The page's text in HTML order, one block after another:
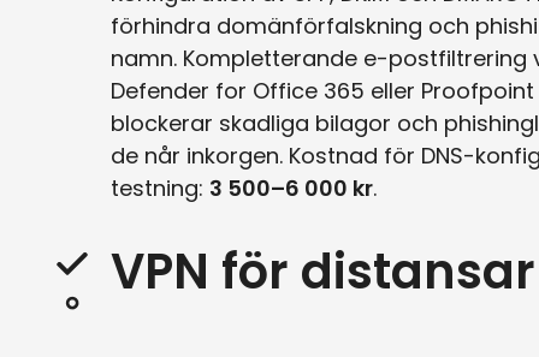
förhindra domänförfalskning och
namn. Kompletterande e-postfiltrering
Defender for Office 365 eller Proofpoint
blockerar skadliga bilagor och
de når inkorgen. Kostnad för DNS-
testning: 3 500–6 000 kr.
VPN för